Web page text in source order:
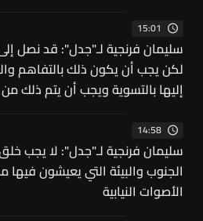
15:01
سليمان فرنجية لـ"جدل": قد نصل
لكن يجب أن يكون ذلك بالتفاهم
إليها بالتسوية ويجب أن يتم ذلك
14:58
سليمان فرنجية لـ"جدل": لا يجب
الجنوب والبيئة التي يعيشون
الأصوات النيابية